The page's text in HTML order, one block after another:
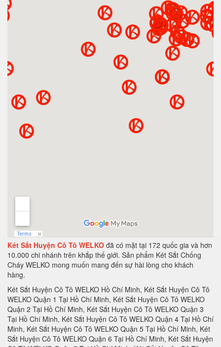
Két Sắt Huyện Cô Tô WELKO đã có mặt tại 172 quốc gia và hơn
10.000 chi nhánh trên khắp thế giới. Sản phẩm Két Sắt Chống
Cháy WELKO mong muốn mang đến sự hài lòng cho khách
hàng.
Két Sắt Huyện Cô Tô WELKO Hồ Chí Minh, Két Sắt Huyện Cô Tô WELKO Quận 1 Tại Hồ Chí Minh, Két Sắt Huyện Cô Tô WELKO Quận 2 Tại Hồ Chí Minh, Két Sắt Huyện Cô Tô WELKO Quận 3 Tại Hồ Chí Minh, Két Sắt Huyện Cô Tô WELKO Quận 4 Tại Hồ Chí Minh, Két Sắt Huyện Cô Tô WELKO Quận 5 Tại Hồ Chí Minh, Két Sắt Huyện Cô Tô WELKO Quận 6 Tại Hồ Chí Minh, Két Sắt Huyện Cô Tô WELKO Quận 7 Tại Hồ Chí Minh, Két Sắt Huyện Cô Tô WELKO Quận 9 Tại Hồ Chí Minh, Két Sắt Huyện Cô Tô WELKO Quận 10 Tại Hồ Chí Minh, Két Sắt Huyện Cô Tô WELKO Quận 11 Tại Hồ Chí Minh, Két Sắt Huyện Cô Tô WELKO Quận 12 Tại Hồ Chí Minh, Két Sắt Huyện Cô Tô WELKO Quận Thủ Đức Tại Hồ Chí Minh, Két Sắt Huyện Cô Tô WELKO Quận Bình Thạnh Tại Hồ Chí Minh, Két Sắt Huyện Cô Tô WELKO Quận Gò Vấp Tại Hồ Chí Minh, Két Sắt Huyện Cô Tô WELKO Quận Phú Nhuận Tại Hồ Chí Minh, Két Sắt Huyện Cô Tô WELKO Quận Tân Phú Tại Hồ Chí Minh, Két Sắt Huyện Cô Tô WELKO Quận Bình Tân Tại Hồ Chí Minh, Két Sắt Huyện Cô Tô WELKO Quận Tân Bình Tại Hồ Chí Minh, Két Sắt Huyện Cô Tô WELKO Cà Mau, Két Sắt Huyện Cô Tô WELKO Tại Thành phố Cà Mau Tỉnh Càu Mau, Két Sắt Huyện Cô Tô WELKO Tại Huyện U Minh Tỉnh Càu Mau, Két Sắt Huyện Cô Tô WELKO Tại Huyện Thới Bình Tỉnh Càu Mau, Két Sắt Huyện Cô Tô WELKO Tại Huyện Trần Văn Thời Tỉnh Càu Mau, Két Sắt Huyện Cô Tô WELKO Tại Huyện Cái Nước Tỉnh Càu Mau, Két Sắt Huyện Cô Tô WELKO Tại Huyện Đầm Dơi Tỉnh Càu Mau, Két Sắt Huyện Cô Tô WELKO Tại Huyện Năm Căn Tỉnh Càu Mau, Két Sắt Huyện Cô Tô WELKO Tại Huyện Phú Tân Tỉnh Càu Mau, Két Sắt Huyện Cô Tô WELKO Tại Huyện Ngọc Hiển Tỉnh Càu Mau, Két Sắt Huyện Cô Tô WELKO Cao Bằng, Két Sắt Huyện Cô Tô WELKO Tại Thành phố Cao Bằng Tỉnh Cao Bằng, Két Sắt Huyện Cô Tô WELKO Tại Huyện Bảo Lâm Tỉnh Cao Bằng, Két Sắt Huyện Cô Tô WELKO Tại Huyện Bảo Lạc Tỉnh Cao Bằng, Két Sắt Huyện Cô Tô WELKO Tại Huyện Thông Nông Tỉnh Cao Bằng, Két Sắt Huyện Cô Tô WELKO Tại Huyện Hà Quảng Tỉnh Cao Bằng, Két Sắt Huyện Cô Tô WELKO Tại Huyện Trà Lĩnh Tỉnh Cao Bằng, Két Sắt Huyện Cô Tô WELKO Tại Huyện Trùng Khánh Tỉnh Cao Bằng, Két Sắt Huyện Cô Tô WELKO Tại Huyện Hạ Lang Tỉnh Cao Bằng, Két Sắt Huyện Cô Tô WELKO Tại Huyện Quảng Uyên Tỉnh Cao Bằng, Két Sắt Huyện Cô Tô WELKO Tại Huyện Phục Hoà Tỉnh Cao Bằng, Két Sắt Huyện Cô Tô WELKO Tại Huyện Hoà An Tỉnh Cao Bằng, Két Sắt Huyện Cô Tô WELKO Tại Huyện Nguyên Bình Tỉnh Cao Bằng, Két Sắt Huyện Cô Tô WELKO Tại Huyện Thạch An Tỉnh Cao Bằng, Két Sắt Huyện Cô Tô WELKO Cần Thơ, Két Sắt Huyện Cô Tô WELKO Tại Thành phố Cần Thơ Tỉnh Cần Thơ, Két Sắt Huyện Cô Tô WELKO Tại Quận Ninh Kiều Tỉnh Cần Thơ, Két Sắt Huyện Cô Tô WELKO Tại Quận Ô Môn Tỉnh Cần Thơ, Két Sắt Huyện Cô Tô WELKO Tại Quận Bình Thuỷ Tỉnh Cần Thơ, Két Sắt Huyện Cô Tô WELKO Tại Quận Cái Răng Tỉnh Cần Thơ, Két Sắt Huyện Cô Tô WELKO Tại Quận Thốt Nốt Tỉnh Cần Thơ, Két Sắt Huyện Cô Tô WELKO Tại Huyện Vĩnh Thạnh Tỉnh Cần Thơ, Két Sắt Huyện Cô Tô WELKO Tại Huyện Cờ Đỏ Tỉnh Cần Thơ, Két Sắt Huyện Cô Tô WELKO Tại Huyện Phong Điền Tỉnh Cần Thơ, Két Sắt Huyện Cô Tô WELKO Tại Huyện Thới Lai Tỉnh Cần Thơ, Két Sắt Huyện Cô Tô WELKO Đà Nẵng, Két Sắt Huyện Cô Tô WELKO Tại Thành phố Đà Nẵng Tỉnh Đà Nẵng, Két Sắt Huyện Cô Tô WELKO Tại Quận Liên Chiểu Tỉnh Đà Nẵng, Két Sắt Huyện Cô Tô WELKO Tại Quận Thanh Khê Tỉnh Đà Nẵng, Két Sắt Huyện Cô Tô WELKO Tại Quận Hải Châu Tỉnh Đà Nẵng, Két Sắt Huyện Cô Tô WELKO Tại Quận Sơn Trà Tỉnh Đà Nẵng, Két Sắt Huyện Cô Tô WELKO Tại Quận Ngũ Hành Sơn Tỉnh Đà Nẵng, Két Sắt Huyện Cô Tô WELKO Tại Quận Cẩm Lệ Tỉnh Đà Nẵng, Két Sắt Huyện Cô Tô WELKO TạiHuyện Hòa Vang Tỉnh Đà Nẵng, Két Sắt Huyện Cô Tô WELKO Đắk Lắk, Két Sắt Huyện Cô Tô WELKO Tại Thành phố Buôn Ma Thuột Tỉnh Đắk Lắk, Két Sắt Huyện Cô Tô WELKO Tại Thị xã Buôn Hồ Tỉnh Đắk Lắk, Két Sắt Huyện Cô Tô WELKO Tại Huyện Buôn Đôn Tỉnh Đắk Lắk, Két Sắt Huyện Cô Tô WELKO Tại Huyện Cư Kuin Tỉnh Đắk Lắk, Két Sắt Huyện Cô Tô WELKO Tại Huyện Cư M’gar Tỉnh Đắk Lắk, Két Sắt Huyện Cô Tô WELKO Tại Huyện Ea H’leo Tỉnh Đắk Lắk, Két Sắt Huyện Cô Tô WELKO Tại Huyện Ea Kar Tỉnh Đắk Lắk, Két Sắt Huyện Cô Tô WELKO Tại Huyện Ea Súp Tỉnh Đắk Lắk, Két Sắt Huyện Cô Tô WELKO Tại Huyện Krông Ana Tỉnh Đắk Lắk, Két Sắt Huyện Cô Tô WELKO Tại Huyện Krông Bông Tỉnh Đắk Lắk, Két Sắt Huyện Cô Tô WELKO Tại Huyện Krông Búk Tỉnh Đắk Lắk, Két Sắt Huyện Cô Tô WELKO Tại Huyện Krông Năng Tỉnh Đắk Lắk, Két Sắt Huyện Cô Tô WELKO Tại Huyện Krông Pắk Tỉnh Đắk Lắk, Két Sắt Huyện Cô Tô WELKO Tại Huyện Lắk Tỉnh Đắk Lắk, Két Sắt Huyện Cô Tô WELKO Tại Huyện M’Đrắk Tỉnh Đắk Lắk, Két Sắt Huyện Cô Tô WELKO Đắk Nông, Két Sắt Huyện Cô Tô WELKO Tại Thành phố Gia Nghĩa Tỉnh Đắk Nông, Két Sắt Huyện Cô Tô WELKO Tại Huyện Cư Jút Tỉnh Đắk Nông, Két Sắt Huyện Cô Tô WELKO Tại Huyện Đắk Glong Tỉnh Đắk Nông, Két Sắt Huyện Cô Tô WELKO Tại Huyện Đắk Mil Tỉnh Đắk Nông, Két Sắt Huyện Cô Tô WELKO Tại Huyện Đắk R’lấp Tỉnh Đắk Nông, Két Sắt Huyện Cô Tô WELKO Tại Huyện Đắk Song Tỉnh Đắk Nông, Két Sắt Huyện Cô Tô WELKO Tại Huyện Krông Nô Tỉnh Đắk Nông, Két Sắt Huyện Cô Tô WELKO Tại Huyện Tuy Đức Tỉnh Đắk Nông, Két Sắt Huyện Cô Tô WELKO Đồng Nai, Két Sắt Huyện Cô Tô WELKO Tại Thành phố Biên Hòa Tỉnh Đồng Nai, Két Sắt Huyện Cô Tô WELKO Tại Thành phố Long Khánh Tỉnh Đồng Nai, Két Sắt Huyện Cô Tô WELKO Tại Huyện Cẩm Mỹ Tỉnh Đồng Nai, Két Sắt Huyện Cô Tô WELKO Tại Huyện Định Quán Tỉnh Đồng Nai, Két Sắt Huyện Cô Tô WELKO Tại Huyện Long Thành Tỉnh Đồng Nai, Két Sắt Huyện Cô Tô WELKO Tại Huyện Nhơn Trạch Tỉnh Đồng Nai, Két Sắt Huyện Cô Tô WELKO Tại Huyện Tân Phú Tỉnh Đồng Nai, Két Sắt Huyện Cô Tô WELKO Tại Huyện Thống Nhất Tỉnh Đồng Nai, Két Sắt Huyện Cô Tô WELKO Tại Huyện Trảng Bom Tỉnh Đồng Nai, Két Sắt Huyện Cô Tô WELKO Tại Huyện Vĩnh Cửu Tỉnh Đồng Nai, Két Sắt Huyện Cô Tô WELKO Tại Huyện Xuân Lộc Tỉnh Đồng Nai, Két Sắt Huyện Cô Tô WELKO Biên Hòa, Két Sắt Huyện Cô Tô WELKO Đồng Tháp, Két Sắt Huyện Cô Tô WELKO Tại Thành phố Cao Lãnh Tỉnh Đồng Tháp, Két Sắt Huyện Cô Tô WELKO Tại Thành phố Sa Đéc Tỉnh Đồng Tháp, Két Sắt Huyện Cô Tô WELKO Tại Thị xã Hồng Ngự Tỉnh Đồng Tháp, Két Sắt Huyện Cô Tô WELKO Tại Huyện Cao Lãnh Tỉnh Đồng Tháp, Két Sắt Huyện Cô Tô WELKO Tại Huyện Châu Thành Tỉnh Đồng Tháp, Két Sắt Huyện Cô Tô WELKO Tại Huyện Hồng Ngự Tỉnh Đồng Tháp, Két Sắt Huyện Cô Tô WELKO Tại Huyện Tủa Chùa Tỉnh Điện Biên, Két Sắt Huyện Cô Tô WELKO Tại Huyện Tuần Giáo Tỉnh Điện Biên, Két Sắt Huyện Cô Tô WELKO Điện Biên, Két Sắt Huyện Cô Tô WELKO Gia Lai, Két Sắt Huyện Cô Tô WELKO Tại Thành phố Pleiku Tỉnh Gia Lai, Két Sắt Huyện Cô Tô WELKO Tại Thị xã An Khê Tỉnh Gia Lai, Két Sắt Huyện Cô Tô WELKO Tại Thị xã Ayun Pa Tỉnh Gia Lai, Két Sắt Huyện Cô Tô WELKO Tại Huyện Chư Păh Tỉnh Gia Lai, Két Sắt Huyện Cô Tô WELKO Tại Huyện Chư Prông Tỉnh Gia Lai, Két Sắt Huyện Cô Tô WELKO Tại Huyện Chư Pưh Tỉnh Gia Lai, Két Sắt Huyện Cô Tô WELKO Tại Huyện Chư Sê Tỉnh Gia Lai, Két Sắt Huyện Cô Tô WELKO Tại Huyện Đắk Đoa Tỉnh Gia Lai, Két Sắt Huyện Cô Tô WELKO Tại Huyện Đak Pơ Tỉnh Gia Lai, Két Sắt Huyện Cô Tô WELKO Tại Huyện Đức Cơ Tỉnh Gia Lai, Két Sắt Huyện Cô Tô WELKO Tại Huyện Ia Grai Tỉnh Gia Lai, Két Sắt Huyện Cô Tô WELKO Tại Huyện Ia Pa Tỉnh Gia Lai, Két Sắt Huyện Cô Tô WELKO Tại Huyện K’Bang Tỉnh Gia Lai, Két Sắt Huyện Cô Tô WELKO Tại Huyện Kông Chro Tỉnh Gia Lai, Két Sắt Huyện Cô Tô WELKO Tại Huyện Krông Pa Tỉnh Gia Lai, Két Sắt Huyện Cô Tô WELKO Tại Huyện Mang Yang Tỉnh Gia Lai, Két Sắt Huyện Cô Tô WELKO Tại Huyện Phú Thiện Tỉnh Gia Lai, Két Sắt Huyện Cô Tô WELKO Hà Giang, Két Sắt Huyện Cô Tô WELKO Tại Thành phố Hà Giang Tỉnh Hà Giang, Két Sắt Huyện Cô Tô WELKO Tại Huyện Bắc Mê Tỉnh Hà Giang, Két Sắt Huyện Cô Tô WELKO Tại Huyện Bắc Quang Tỉnh Hà Giang, Két Sắt Huyện Cô Tô WELKO Tại Huyện Đồng Văn Tỉnh Hà Giang, Két Sắt Huyện Cô Tô WELKO Tại Huyện Hoàng Su Phì Tỉnh Hà Giang, Két Sắt Huyện Cô Tô WELKO Tại Huyện Mèo Vạc Tỉnh Hà Giang, Két Sắt Huyện Cô Tô WELKO Tại Huyện Quản Bạ Tỉnh Hà Giang, Két Sắt Huyện Cô Tô WELKO Tại Huyện Quang Bình Tỉnh Hà Giang, Két Sắt Huyện Cô Tô WELKO Tại Huyện Vị Xuyên Tỉnh Hà Giang, Két Sắt Huyện Cô Tô WELKO Tại Huyện Xín Mần Tỉnh Hà Giang, Két Sắt Huyện Cô Tô WELKO Tại Huyện Yên Minh Tỉnh Hà Giang, Két Sắt Huyện Cô Tô WELKO Hà Nam, Két Sắt Huyện Cô Tô WELKO Tại Thành phố Phủ Lý Tỉnh Hà Nam, Két Sắt Huyện Cô Tô WELKO Tại Thị xã Duy Tiên Tỉnh Hà Nam, Két Sắt Huyện Cô Tô WELKO Tại Huyện Bình Lục Tỉnh Hà Nam, Két Sắt Huyện Cô Tô WELKO Tại Huyện Kim Bảng Tỉnh Hà Nam, Két Sắt Huyện Cô Tô WELKO Tại Huyện Lý Nhân Tỉnh Hà Nam, Két Sắt Huyện Cô Tô WELKO Tại Huyện Thanh Liêm Tỉnh Hà Nam, Két Sắt Huyện Cô Tô WELKO Sài Gòn, Két Sắt Huyện Cô Tô WELKO TPHCM, Két Sắt Huyện Cô Tô WELKO Khánh Hòa, Két Sắt Huyện Cô Tô WELKO Tại Thành phố Cam Ranh Tỉnh Khánh Hòa, Két Sắt Huyện Cô Tô WELKO Tại Thành phố Nha Trang Tỉnh Khánh Hòa, Két Sắt Huyện Cô Tô WELKO Tại Thị xã Ninh Hòa Tỉnh Khánh Hòa, Két Sắt Huyện Cô Tô WELKO Tại Huyện Cam Lâm Tỉnh Khánh Hòa, Két Sắt Huyện Cô Tô WELKO Tại Huyện đảo Trường Sa Tỉnh Khánh Hòa, Két Sắt Huyện Cô Tô WELKO Tại Huyện Diên Khánh Tỉnh Khánh Hòa, Két Sắt Huyện Cô Tô WELKO Tại Huyện Khánh Sơn Tỉnh Khánh Hòa, Két Sắt Huyện Cô Tô WELKO Tại Huyện Khánh Vĩnh Tỉnh Khánh Hòa, Két Sắt Huyện Cô Tô WELKO Tại Huyện Vạn Ninh Tỉnh Khánh Hòa, Két Sắt Huyện Cô Tô WELKO Kiên Giang, Két Sắt Huyện Cô Tô WELKO Tại Thành phố Rạch Giá Tỉnh Kiên Giang, Két Sắt Huyện Cô Tô WELKO Tại Thành phố Hà Tiên Tỉnh Kiên Giang, Két Sắt Huyện Cô Tô WELKO Tại Huyện An Biên Tỉnh Kiên Giang, Két Sắt Huyện Cô Tô WELKO Tại Huyện An Minh Tỉnh Kiên Giang, Két Sắt Huyện Cô Tô WELKO Tại Huyện Châu Thành Tỉnh Kiên Giang, Két Sắt Huyện Cô Tô WELKO Tại Huyện Giang Thành Tỉnh Kiên Giang, Két Sắt Huyện Cô Tô WELKO Tại Huyện Giồng Riềng Tỉnh Kiên Giang, Két Sắt Huyện Cô Tô WELKO Tại Huyện Gò Quao Tỉnh Kiên Giang, Két Sắt Huyện Cô Tô WELKO Tại Huyện Hòn Đất Tỉnh Kiên Giang, Két Sắt Huyện Cô Tô WELKO Tại Huyện Kiên HảiTỉnh Kiên Giang , Két Sắt Huyện Cô Tô WELKO Tại Huyện Kiên Lương Tỉnh Kiên Giang, Két Sắt Huyện Cô Tô WELKO Tại Huyện Phú Quốc Tỉnh Kiên Giang, Két Sắt Huyện Cô Tô WELKO Tại Huyện Tân Hiệp Tỉnh Kiên Giang, Két Sắt Huyện Cô Tô WELKO Tại Huyện U Minh Thượng Tỉnh Kiên Giang, Két Sắt Huy